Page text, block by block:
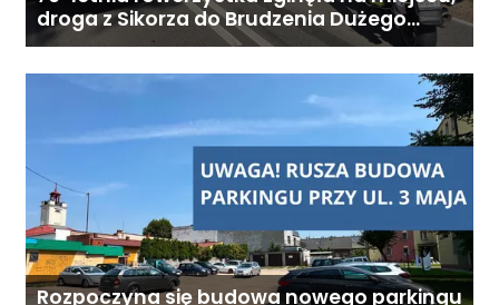
Koszt całodobowej opieki z
zamieszkaniem: od 6800 zł
miesięcznie. Ostateczna cena
zależy od zakresu opieki oraz
indywidualnych potrzeb
podopiecznego. Zadzwoń: 726
284 828 Poniedziałek–piątek,
9:00–18:00
droga z Sikorza do Brudzenia Dużego
zablokowana
Rozpoczyna się budowa nowego parkingu